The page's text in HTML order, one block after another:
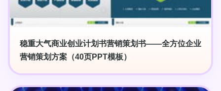
稳重大气商业创业计划书营销策划书——全方位企业
营销策划方案（40页PPT模板）